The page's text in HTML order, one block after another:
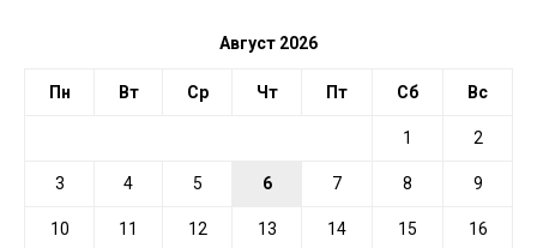
Август 2026
Пн Вт Ср Чт Пт Сб Вс
1 2
3 4 5 6 7 8 9
10 11 12 13 14 15 16